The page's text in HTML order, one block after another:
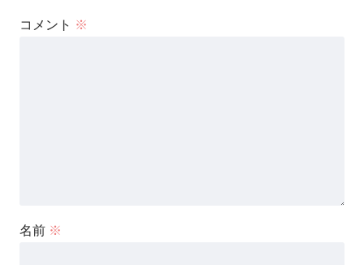
コメント ※
名前 ※